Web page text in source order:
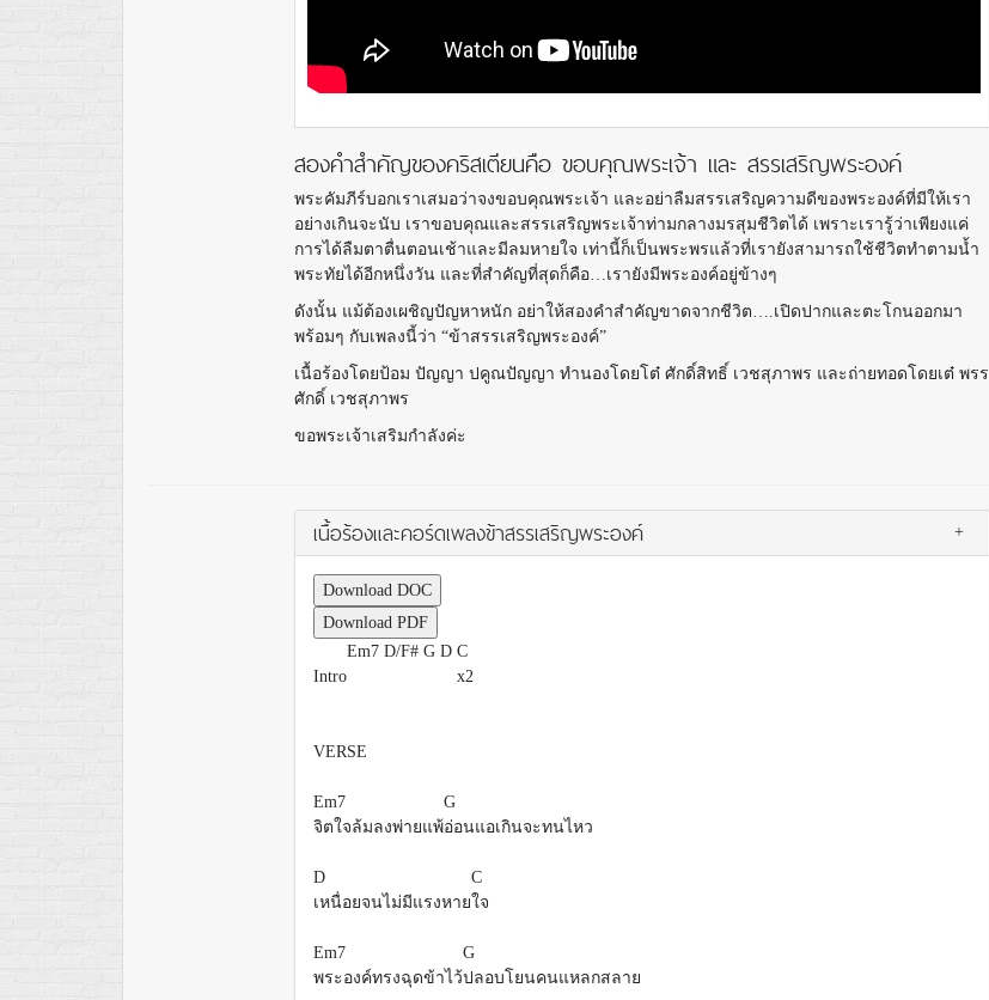
สองคำสำคัญของคริสเตียนคือ ขอบคุณพระเจ้า และ สรรเสริญพระองค์
พระคัมภีร์บอกเราเสมอว่าจงขอบคุณพระเจ้า และอย่าลืมสรรเสริญความดีของพระองค์ที่มีให้เรา
อย่างเกินจะนับ เราขอบคุณและสรรเสริญพระเจ้าท่ามกลางมรสุมชีวิตได้ เพราะเรารู้ว่าเพียงแค่
การได้ลืมตาตื่นตอนเช้าและมีลมหายใจ เท่านี้ก็เป็นพระพรแล้วที่เรายังสามารถใช้ชีวิตทำตามน้ำ
พระทัยได้อีกหนึ่งวัน และที่สำคัญที่สุดก็คือ…เรายังมีพระองค์อยู่ข้างๆ
ดังนั้น แม้ต้องเผชิญปัญหาหนัก อย่าให้สองคำสำคัญขาดจากชีวิต….เปิดปากและตะโกนออกมา
พร้อมๆ กับเพลงนี้ว่า “ข้าสรรเสริญพระองค์”
เนื้อร้องโดยป้อม ปัญญา ปคูณปัญญา ทำนองโดยโต๋ ศักดิ์สิทธิ์ เวชสุภาพร และถ่ายทอดโดยเต๋ พรร
ศักดิ์ เวชสุภาพร
ขอพระเจ้าเสริมกำลังค่ะ
เนื้อร้องและคอร์ดเพลงข้าสรรเสริญพระองค์ +
Download DOC
Download PDF
Em7 D/F# G D C
Intro
x2
VERSE
Em7
G
จิตใจล้มลงพ่ายแพ้อ่อนแอเกินจะทนไหว
D
C
เหนื่อยจนไม่มีแรงหายใจ
Em7
G
พระองค์ทรงฉุดข้าไว้ปลอบโยนคนแหลกสลาย